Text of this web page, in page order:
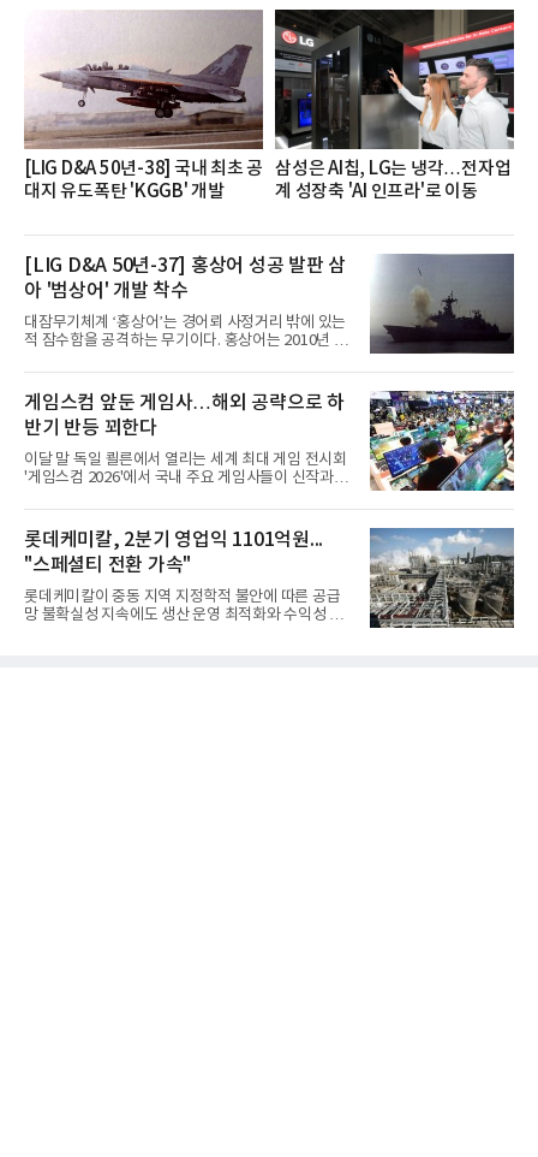
쳐 진행됐다.참고로 새로이(e)는 NH농협캐피탈 MZ
세대들로(과장~계장) 구성된 자율 참여조직으로, 조
직문화 혁신과 업무 효율성 향상을 위한 다양한 활동
을 추진하며,새로운 변화와 이로운 영향력을 조직전
반에 전파하는 역할
[LIG D&A 50년-38] 국내 최초 공
대지 유도폭탄 'KGGB' 개발
삼성은 AI칩, LG는 냉각…전자업
계 성장축 'AI 인프라'로 이동
[LIG D&A 50년-37] 홍상어 성공 발판 삼
아 '범상어' 개발 착수
대잠무기체계 ‘홍상어’는 경어뢰 사정거리 밖에 있는
적 잠수함을 공격하는 무기이다. 홍상어는 2010년 넥
이뤄졌다. 이후 2012년 한국형 구축함(KDX-1) 이상
의 함정에 실전 배치됐다.그해 7월 해군은 동해상에서
성능 검증을 위해 홍상어 시험발사를 실시했다. 이때
홍상어가 목표 지점에서 입수한 후 표적을 타격하지
못하고 물속에서 멈춰버리는 예상 밖의 일이 벌어졌
다. 2차 품질확인 사격 시험에서도 만족스러운 결과를
얻지 못했다. 완벽한 신뢰성 확보를 위해 LIG넥스원은
분야를
게임스컴 앞둔 게임사…해외 공략으로 하
반기 반등 꾀한다
이달 말 독일 쾰른에서 열리는 세계 최대 게임 전시회
'게임스컴 2026'에서 국내 주요 게임사들이 신작과 글
체별로 엇갈린 가운데 하반기 신작 흥행과 해외 시장
성과가 실적을 좌우할 핵심 변수로 떠오르고 있다.8일
업계에 따르면 올해 상반기 게임업계는 기업별 성적
표가 크게 갈렸다. 대표적으로 크래프톤은 'PUBG: 배
틀그라운드'의 안정적인 성장에 힘입어 상반기 연결
기준 매출 2조6616억원, 영업이익 9725억원으로 역
대 최대 실적을 기록했다. 엔씨도 올해 출시한 '아이온
롯데케미칼, 2분기 영업익 1101억원...
"스페셜티 전환 가속"
롯데케미칼이 중동 지역 지정학적 불안에 따른 공급
망 불확실성 지속에도 생산 운영 최적화와 수익성 중